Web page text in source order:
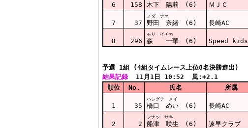
6 158 木下 陽莉 (6) ＭＪＣ
7 37
ノダ ナオ
野田 奈緒 (6) 長崎AC
8 296
モリ イチカ
森 一華 (6) Speed kids
予選 1組 (4組タイムレース上位8名決勝進出)
結果記録
  11月1日 10:52  風:+2.1
順位
No. 氏名 所属
1 35
ハシグチ メイ
橋口 めい (6) 長崎AC
2 2
フナツ サキ
船津 咲生 (6) 諫早クラブ